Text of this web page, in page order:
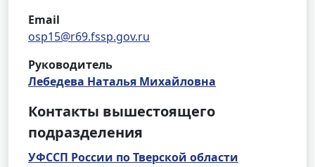
Email
osp15@r69.fssp.gov.ru
Руководитель
Лебедева Наталья Михайловна
Контакты вышестоящего
подразделения
УФССП России по Тверской области